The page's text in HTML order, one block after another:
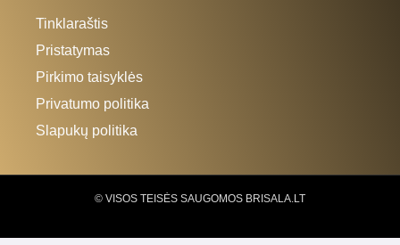
Tinklaraštis
Pristatymas
Pirkimo taisyklės
Privatumo politika
Slapukų politika
© VISOS TEISĖS SAUGOMOS BRISALA.LT